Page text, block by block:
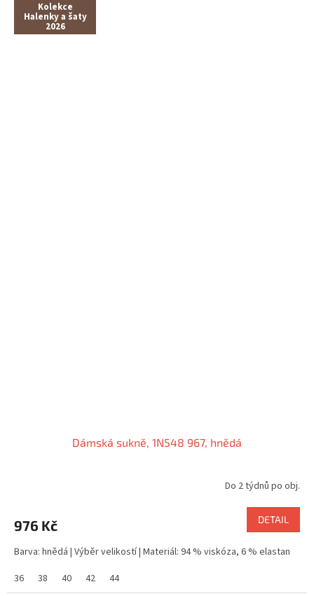
Kolekce
Halenky a šaty
2026
Dámská sukně, 1N548 967, hnědá
Do 2 týdnů po obj.
976 Kč DETAIL
Barva: hnědá | Výběr velikostí | Materiál: 94 % viskóza, 6 % elastan
36
38 40 42 44